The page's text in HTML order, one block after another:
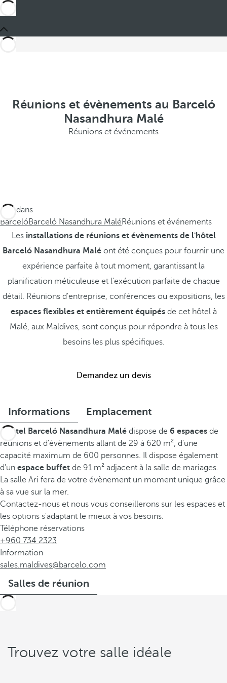
Réunions et évènements au Barceló
Nasandhura Malé
Réunions et événements
Ces dans
BarcelóBarceló Nasandhura MaléRéunions et événements
Les installations de réunions et évènements de l'hôtel
Barceló Nasandhura Malé ont été conçues pour fournir une
expérience parfaite à tout moment, garantissant la
planification méticuleuse et l'exécution parfaite de chaque
détail. Réunions d'entreprise, conférences ou expositions, les
espaces flexibles et entièrement équipésde cet hôtel à
Malé, aux Maldives, sont conçus pour répondre à tous les
besoins les plus spécifiques.
Demandez un devis
Informations Emplacement
L'hôtel Barceló Nasandhura Malé dispose de 6 espaces de
réunions et d'évènements allant de 29 à 620 m², d'une
capacité maximum de 600 personnes. Il dispose également
d'un espace buffet de 91 m² adjacent à la salle de mariages.
La salle Ari fera de votre évènement un moment unique grâce
à sa vue sur la mer.
Contactez-nous et nous vous conseillerons sur les espaces et
les options s'adaptant le mieux à vos besoins.
Téléphone réservations
+960 734 2323
Information
sales.maldives@barcelo.com
Salles de réunion
Trouvez votre salle idéale